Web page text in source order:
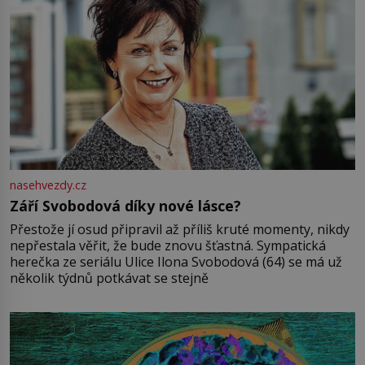
nasehvezdy.cz
Září Svobodová díky nové lásce?
Přestože jí osud připravil až příliš kruté momenty, nikdy
nepřestala věřit, že bude znovu šťastná. Sympatická
herečka ze seriálu Ulice Ilona Svobodová (64) se má už
několik týdnů potkávat se stejně